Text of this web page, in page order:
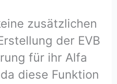
zusätzlichen
der EVB
für ihr Alfa
diese Funktion